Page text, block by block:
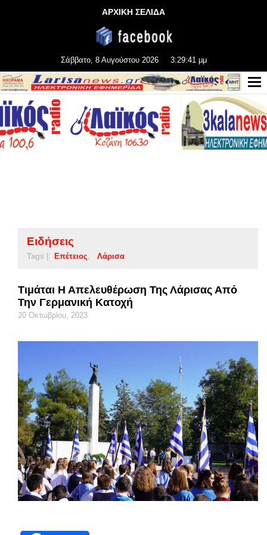
ΑΡΧΙΚΗ ΣΕΛΙΔΑ
Σάββατο, 8 Αυγούστου 2026 3:29:41 μμ
Ειδήσεις
Tags | Επέτειος Λάρισα
Τιμάται Η Απελευθέρωση Της Λάρισας Από
Την Γερμανική Κατοχή
20 Οκτωβρίου, 2023